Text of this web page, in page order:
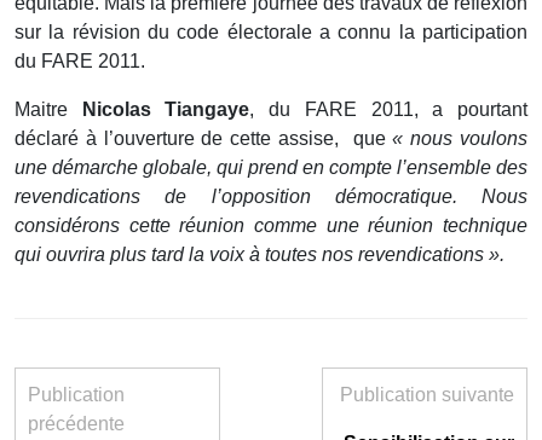
sur la révision du code électorale a connu la participation
du FARE 2011.
Maitre NicolasTiangaye, du FARE 2011, a pourtant
déclaré à l’ouverture de cette assise, que« nous voulons
une démarche globale, qui prend en compte l’ensemble des
revendications de l’opposition démocratique. Nous
considérons cette réunion comme une réunion technique
qui ouvrira plus tard la voix à toutes nos revendications ».
Publication
précédente
Publication suivante